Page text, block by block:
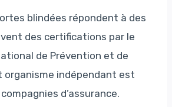
blindées répondent à des
des certifications par le
de Prévention et de
organisme indépendant est
d’assurance.